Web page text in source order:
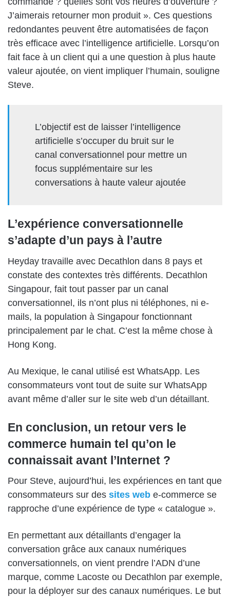
J’aimerais retourner mon produit ». Ces questions
redondantes peuvent être automatisées de façon
très efficace avec l’intelligence artificielle. Lorsqu’on
fait face à un client qui a une question à plus haute
valeur ajoutée, on vient impliquer l’humain, souligne
Steve.
L’objectif est de laisser l’intelligence
artificielle s’occuper du bruit sur le
canal conversationnel pour mettre un
focus supplémentaire sur les
conversations à haute valeur ajoutée
L’expérience conversationnelle
s’adapte d’un pays à l’autre
Heyday travaille avec Decathlon dans 8 pays et
constate des contextes très différents. Decathlon
Singapour, fait tout passer par un canal
conversationnel, ils n’ont plus ni téléphones, ni e-
mails, la population à Singapour fonctionnant
principalement par le chat. C’est la même chose à
Hong Kong.
Au Mexique, le canal utilisé est WhatsApp. Les
consommateurs vont tout de suite sur WhatsApp
avant même d’aller sur le site web d’un détaillant.
En conclusion, un retour vers le
commerce humain tel qu’on le
connaissait avant l’Internet ?
Pour Steve, aujourd’hui, les expériences en tant que
consommateurs sur des sites web e-commerce se
rapproche d’une expérience de type « catalogue ».
En permettant aux détaillants d’engager la
conversation grâce aux canaux numériques
conversationnels, on vient prendre l’ADN d’une
marque, comme Lacoste ou Decathlon par exemple,
pour la déployer sur des canaux numériques. Le but